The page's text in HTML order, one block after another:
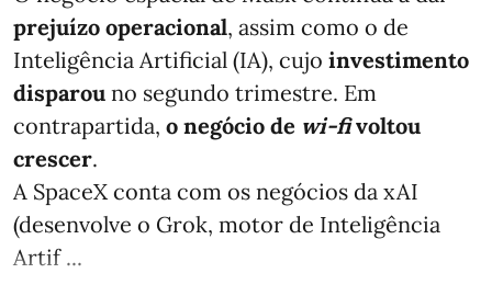
prejuízo operacional, assim como o de
Inteligência Artificial (IA), cujo investimento
disparou no segundo trimestre. Em
contrapartida, o negócio de wi-fivoltou
crescer.
A SpaceX conta com os negócios da xAI
(desenvolve o Grok, motor de Inteligência
Artif ...